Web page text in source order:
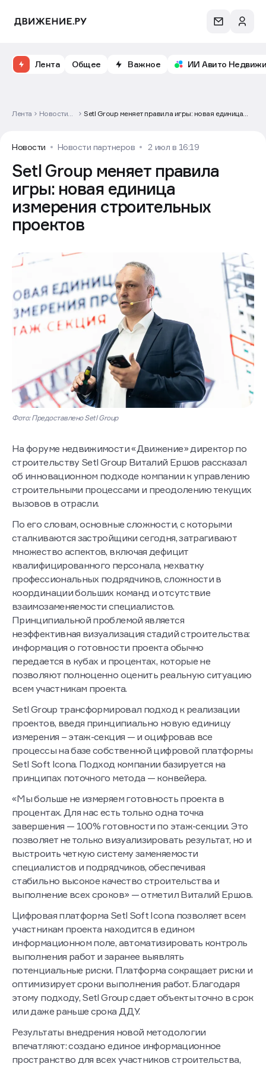
Лента Общее Важное ИИ Авито
Лента
Новости
Setl Group меняет правила игры: новая единица
Новости Новости партнеров 2 июл в 16:19
Setl Group меняет правила
игры: новая единица
измерения строительных
проектов
Фото: Предоставлено Setl Group
На форуме недвижимости «Движение» директор по
строительству Setl Group Виталий Ершов рассказал
об инновационном подходе компании к управлению
строительными процессами и преодолению текущих
вызовов в отрасли.
По его словам, основные сложности, с которыми
сталкиваются застройщики сегодня, затрагивают
множество аспектов, включая дефицит
квалифицированного персонала, нехватку
профессиональных подрядчиков, сложности в
координации больших команд и отсутствие
взаимозаменяемости специалистов.
Принципиальной проблемой является
неэффективная визуализация стадий строительства:
информация о готовности проекта обычно
передается в кубах и процентах, которые не
позволяют полноценно оценить реальную ситуацию
всем участникам проекта.
Setl Group трансформировал подход к реализации
проектов, введя принципиально новую единицу
измерения – этаж-секция — и оцифровав все
процессы на базе собственной цифровой платформы
Setl Soft Icona. Подход компании базируется на
принципах поточного метода — конвейера.
«Мы больше не измеряем готовность проекта в
процентах. Для нас есть только одна точка
завершения — 100% готовности по этаж-секции. Это
позволяет не только визуализировать результат, но и
выстроить четкую систему заменяемости
специалистов и подрядчиков, обеспечивая
стабильно высокое качество строительства и
выполнение всех сроков» — отметил Виталий Ершов.
Цифровая платформа Setl Soft Icona позволяет всем
участникам проекта находится в едином
информационном поле, автоматизировать контроль
выполнения работ и заранее выявлять
потенциальные риски. Платформа сокращает риски и
оптимизирует сроки выполнения работ. Благодаря
этому подходу, Setl Group сдает объекты точно в срок
или даже раньше срока ДДУ.
Результаты внедрения новой методологии
впечатляют: создано единое информационное
пространство для всех участников строительства,